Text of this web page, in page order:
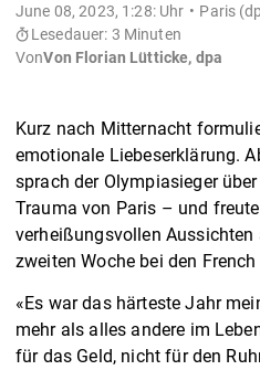
June 08, 2023, 1:28: Uhr
Paris
Lesedauer: 3 Minuten
VonVon Florian Lütticke, dpa
Kurz nach Mitternacht
emotionale Liebeserklärung.
sprach der Olympiasieger
Trauma von Paris – und
verheißungsvollen
zweiten Woche bei den French
«Es war das härteste Jahr
mehr als alles andere im
für das Geld, nicht für den